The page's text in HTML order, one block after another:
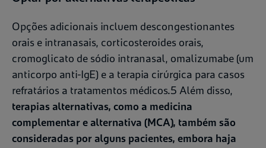
Opções adicionais incluem descongestionantes
orais e intranasais, corticosteroides orais,
cromoglicato de sódio intranasal, omalizumabe (um
anticorpo anti-IgE) e a terapia cirúrgica para casos
refratários a tratamentos médicos.5 Além disso,
terapias alternativas, como a medicina
complementar e alternativa (MCA), também são
consideradas por alguns pacientes, embora haja